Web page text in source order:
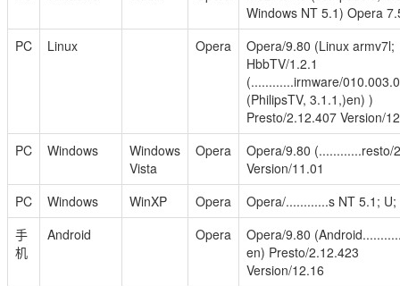
Windows NT 5.1) Opera
PC
Linux Opera
Opera/9.80 (Linux armv7l;
HbbTV/1.2.1
(............irmware/
(PhilipsTV, 3.1.1,)en) )
Presto/2.12.407 Version/
PC
Windows
Windows
Vista
Opera
Opera/9.80 (............resto/
Version/11.01
PC
Windows WinXP Opera
Opera/............s NT 5.1; U;
手
机
Android Opera
Opera/9.80
en) Presto/2.12.423
Version/12.16